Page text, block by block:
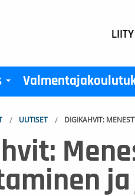
UUTISET DIGIKAHVIT: